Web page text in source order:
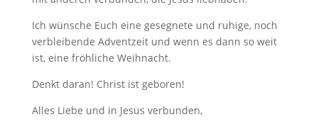
Ich wünsche Euch eine gesegnete und ruhige, noch
verbleibende Adventzeit und wenn es dann so weit
ist, eine fröhliche Weihnacht.
Denkt daran! Christ ist geboren!
Alles Liebe und in Jesus verbunden,